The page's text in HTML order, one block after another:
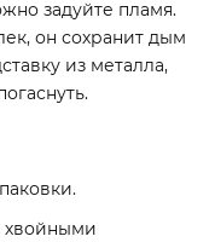
задуйте пламя.
он сохранит дым
из металла,
хвойными